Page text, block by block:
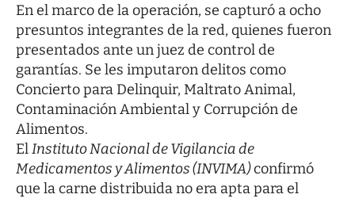
En el marco de la operación, se capturó a ocho
presuntos integrantes de la red, quienes fueron
presentados ante un juez de control de
garantías. Se les imputaron delitos como
Concierto para Delinquir, Maltrato Animal,
Contaminación Ambiental y Corrupción de
Alimentos.
ElInstituto Nacional de Vigilancia de
Medicamentos y Alimentos (INVIMA)confirmó
que la carne distribuida no era apta para el